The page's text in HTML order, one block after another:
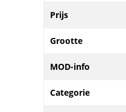
Prijs
Grootte
MOD-info
Categorie